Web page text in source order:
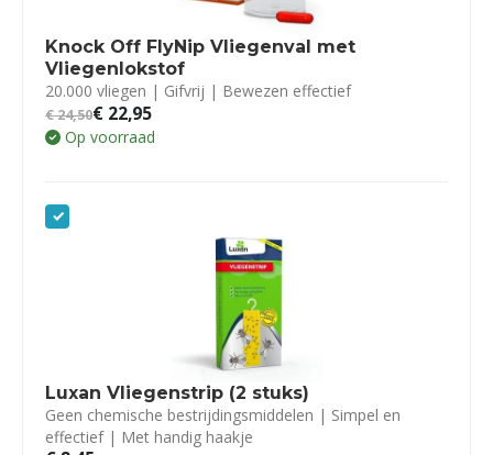
Knock Off FlyNip Vliegenval met
Vliegenlokstof
20.000 vliegen | Gifvrij | Bewezen effectief
€24,50€ 22,95
Op voorraad
Luxan Vliegenstrip (2 stuks)
Geen chemische bestrijdingsmiddelen | Simpel en
effectief | Met handig haakje